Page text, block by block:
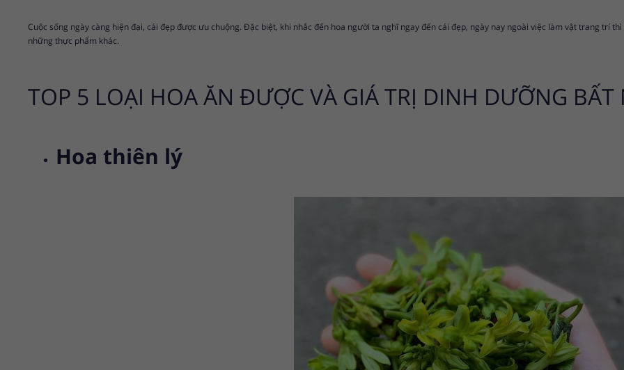
Cuộc sống ngày càng hiện đại, cái đẹp được ưu chuộng. Đặc biệt, khi nhắc đến hoa người ta nghĩ ngay đến cái đẹp, ngày nay ngoài việc làm vật trang trí
những thực phẩm khác.
TOP 5 LOẠI HOA ĂN ĐƯỢC VÀ GIÁ TRỊ DINH DƯỠNG BẤT
Hoa thiên lý